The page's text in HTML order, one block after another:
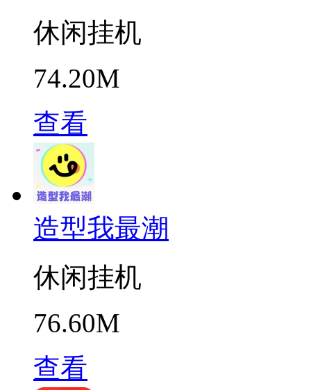
休闲挂机
74.20M
查看
造型我最潮
休闲挂机
76.60M
查看